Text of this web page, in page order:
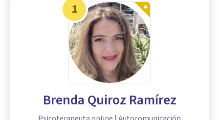
1
Brenda Quiroz Ramírez